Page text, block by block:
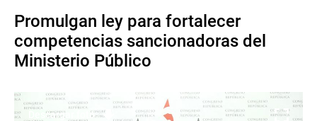
Promulgan ley para fortalecer
competencias sancionadoras del
Ministerio Público
Descargar foto